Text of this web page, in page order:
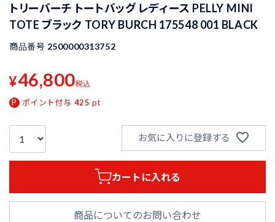
トリーバーチ トートバッグ レディース PELLY MINI
TOTE ブラック TORY BURCH 175548 001 BLACK
商品番号 2500000313752
¥46,800税込
ポイント付与 425 pt
お気に入りに登録する
カートに入れる
商品についてのお問い合わせ